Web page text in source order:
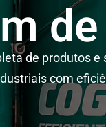
de produtos
com